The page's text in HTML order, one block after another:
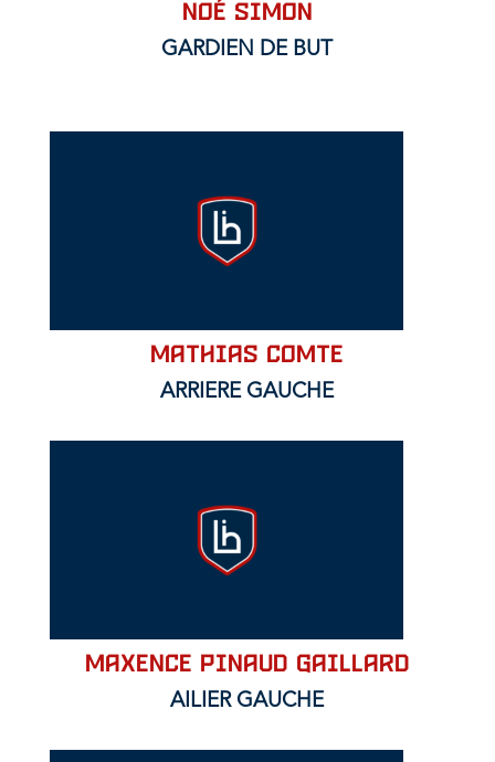
Noé SIMON
GARDIEN DE BUT
Mathias COMTE
ARRIERE GAUCHE
MAXENCE PINAUD GAILLARD
AILIER GAUCHE